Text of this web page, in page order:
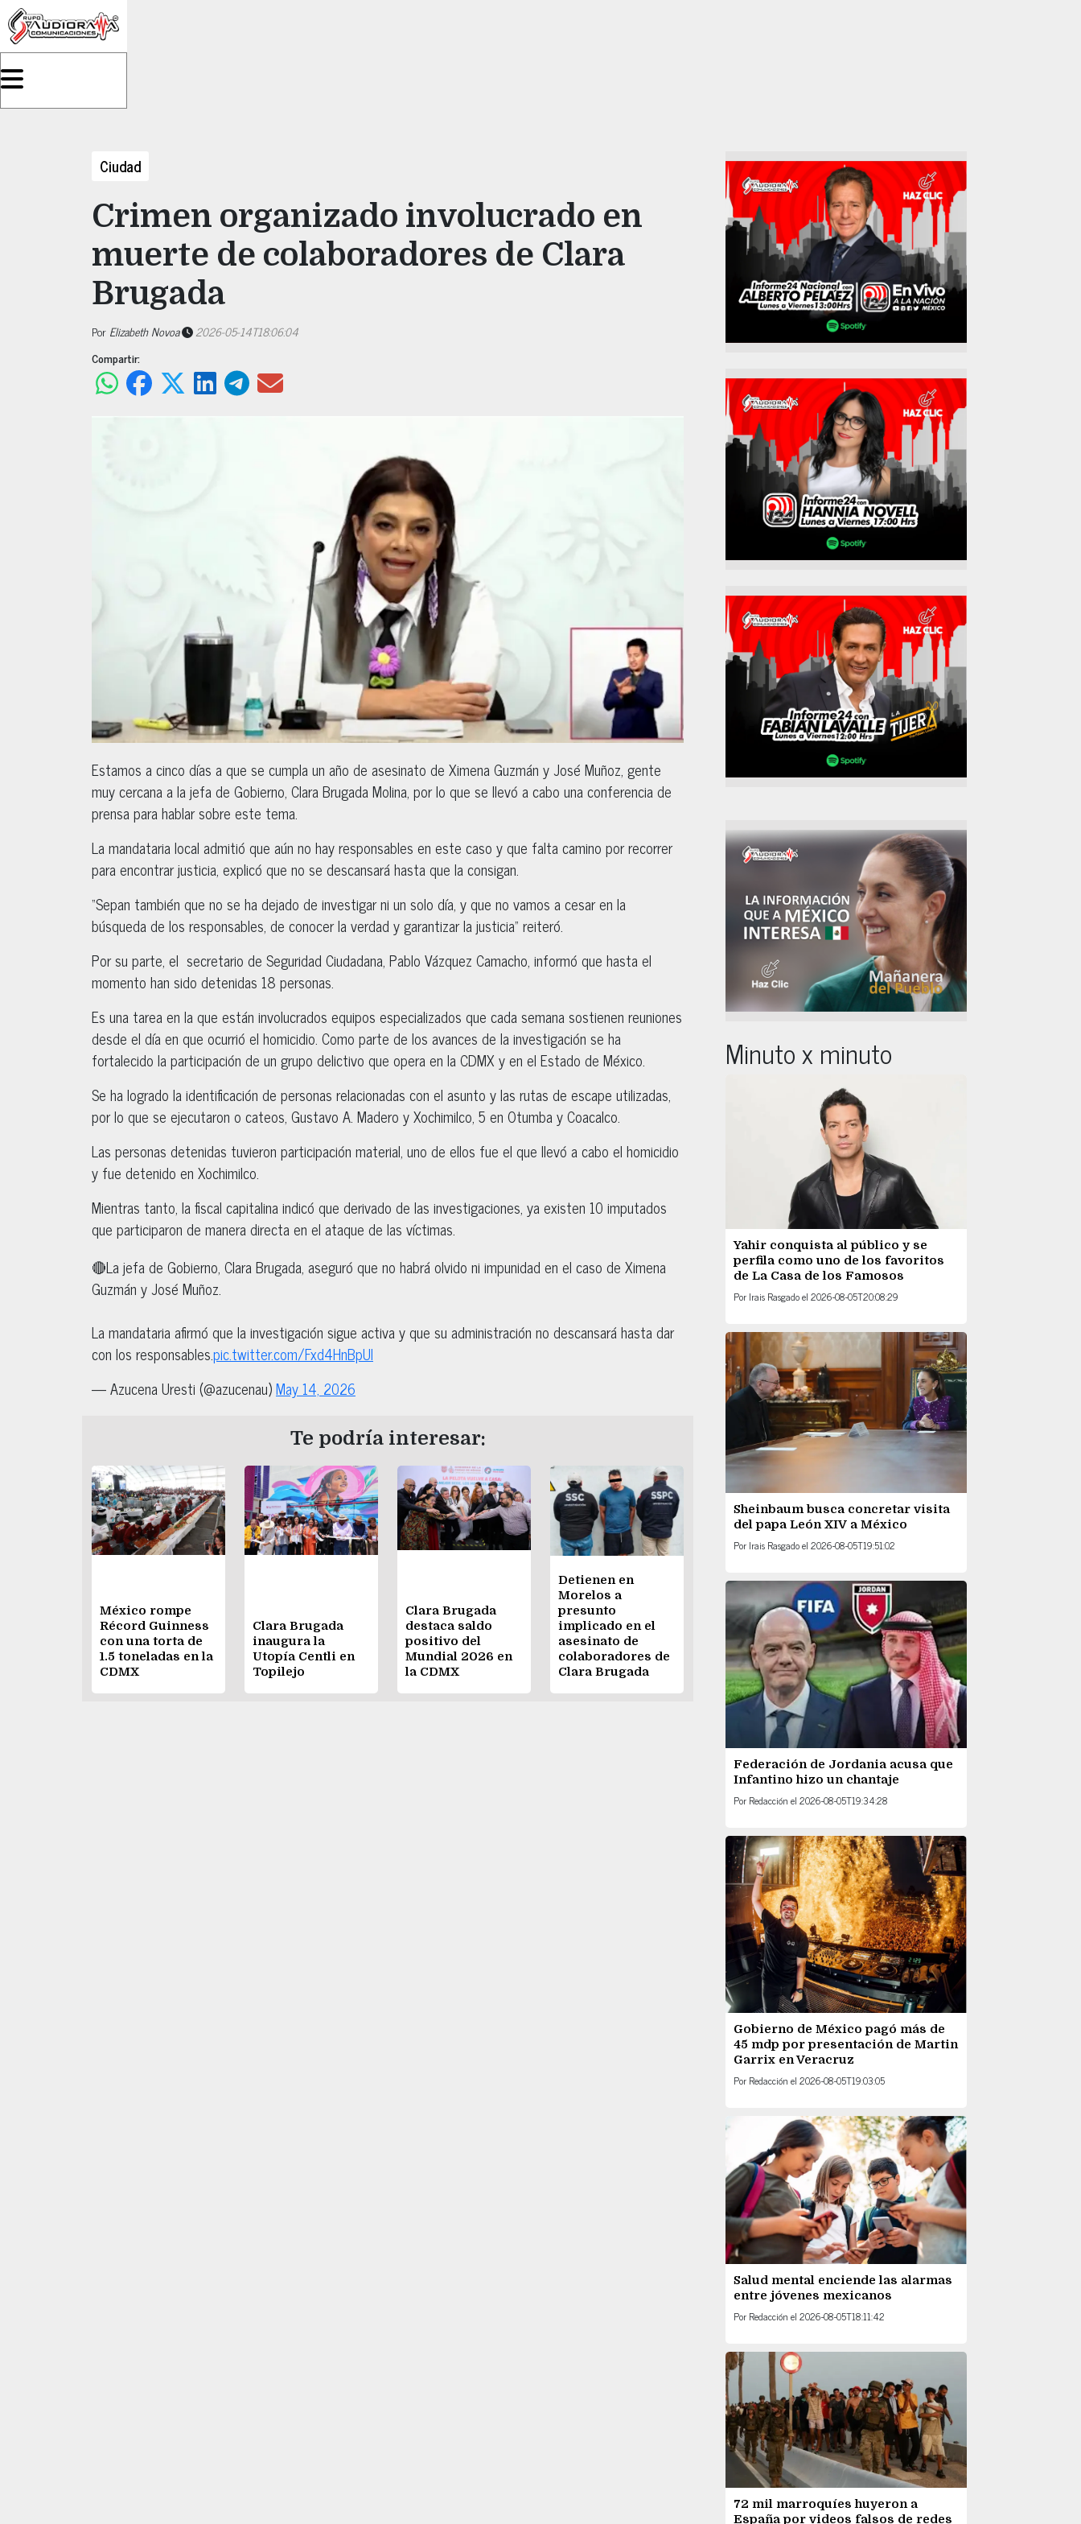
Ciudad
Crimen organizado involucrado en
muerte de colaboradores de Clara
Brugada
Por Elizabeth Novoa
2026-05-14T18:06:04
Compartir:
Estamos a cinco días a que se cumpla un año de asesinato de Ximena Guzmán y José Muñoz, gente
muy cercana a la jefa de Gobierno, Clara Brugada Molina, por lo que se llevó a cabo una conferencia de
prensa para hablar sobre este tema.
La mandataria local admitió que aún no hay responsables en este caso y que falta camino por recorrer
para encontrar justicia, explicó que no se descansará hasta que la consigan.
“Sepan también que no se ha dejado de investigar ni un solo día, y que no vamos a cesar en la
búsqueda de los responsables, de conocer la verdad y garantizar la justicia” reiteró.
Por su parte, el secretario de Seguridad Ciudadana, Pablo Vázquez Camacho, informó que hasta el
momento han sido detenidas 18 personas.
Es una tarea en la que están involucrados equipos especializados que cada semana sostienen reuniones
desde el día en que ocurrió el homicidio. Como parte de los avances de la investigación se ha
fortalecido la participación de un grupo delictivo que opera en la CDMX y en el Estado de México.
Se ha logrado la identificación de personas relacionadas con el asunto y las rutas de escape utilizadas,
por lo que se ejecutaron o cateos, Gustavo A. Madero y Xochimilco, 5 en Otumba y Coacalco.
Las personas detenidas tuvieron participación material, uno de ellos fue el que llevó a cabo el homicidio
y fue detenido en Xochimilco.
Mientras tanto, la fiscal capitalina indicó que derivado de las investigaciones, ya existen 10 imputados
que participaron de manera directa en el ataque de las víctimas.
🔴La jefa de Gobierno, Clara Brugada, aseguró que no habrá olvido ni impunidad en el caso de Ximena
Guzmán y José Muñoz.
La mandataria afirmó que la investigación sigue activa y que su administración no descansará hasta dar
con los responsables.pic.twitter.com/Fxd4HnBpUI
— Azucena Uresti (@azucenau)May 14, 2026
Te podría interesar:
México rompe
Récord Guinness
con una torta de
1.5 toneladas en la
CDMX
Clara Brugada
inaugura la
Utopía Centli en
Topilejo
Clara Brugada
destaca saldo
positivo del
Mundial 2026 en
la CDMX
Detienen en
Morelos a
presunto
implicado en el
asesinato de
colaboradores de
Clara Brugada
Minuto x minuto
Yahir conquista al público y se
perfila como uno de los favoritos
de La Casa de los Famosos
Por Irais Rasgadoel 2026-08-05T20:08:29
Sheinbaum busca concretar visita
del papa León XIV a México
Por Irais Rasgadoel 2026-08-05T19:51:02
Federación de Jordania acusa que
Infantino hizo un chantaje
Por Redacción el 2026-08-05T19:34:28
Gobierno de México pagó más de
45 mdp por presentación de Martin
Garrix en Veracruz
Por Redacción el 2026-08-05T19:03:05
Salud mental enciende las alarmas
entre jóvenes mexicanos
Por Redacción el 2026-08-05T18:11:42
72 mil marroquíes huyeron a
España por videos falsos de redes